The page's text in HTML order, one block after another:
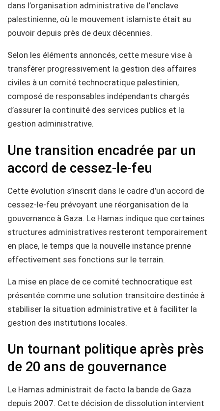
dans l’organisation administrative de l’enclave
palestinienne, où le mouvement islamiste était au
pouvoir depuis près de deux décennies.
Selon les éléments annoncés, cette mesure vise à
transférer progressivement la gestion des affaires
civiles à un comité technocratique palestinien,
composé de responsables indépendants chargés
d’assurer la continuité des services publics et la
gestion administrative.
Une transition encadrée par un
accord de cessez-le-feu
Cette évolution s’inscrit dans le cadre d’un accord de
cessez-le-feu prévoyant une réorganisation de la
gouvernance à Gaza. Le Hamas indique que certaines
structures administratives resteront temporairement
en place, le temps que la nouvelle instance prenne
effectivement ses fonctions sur le terrain.
La mise en place de ce comité technocratique est
présentée comme une solution transitoire destinée à
stabiliser la situation administrative et à faciliter la
gestion des institutions locales.
Un tournant politique après près
de 20 ans de gouvernance
Le Hamas administrait de facto la bande de Gaza
depuis 2007. Cette décision de dissolution intervient